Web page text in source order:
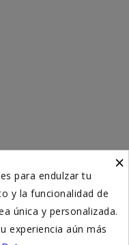
×
para endulzar tu
y la funcionalidad de
única y personalizada.
experiencia aún más